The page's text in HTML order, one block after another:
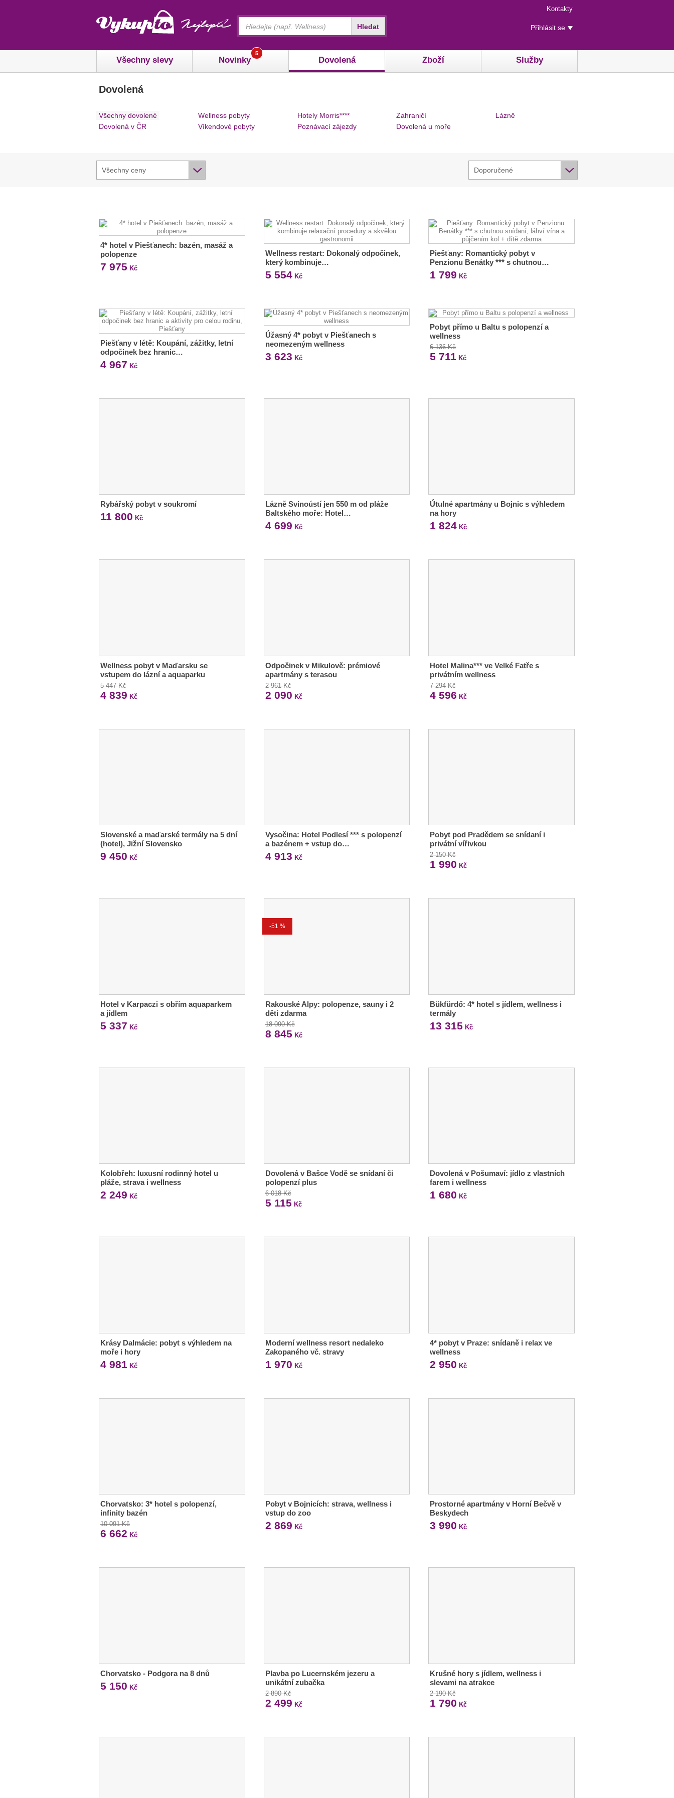
Menu
rychlého
přístupu
Kontakty
Uživatelské
menu
Přihlásit se
Všechny slevy Novinky
5
Dovolená Zboží Služby
Hledat
Dovolená
Všechny dovolené
Dovolená v ČR
Wellness pobyty
Víkendové pobyty
Hotely Morris****
Poznávací zájezdy
Zahraničí
Dovolená u moře
Lázně
Všechny ceny Doporučené
4* hotel v Piešťanech: bazén, masáž a
polopenze
7 975 Kč
Wellness restart: Dokonalý odpočinek,
který kombinuje…
5 554Kč
Piešťany: Romantický pobyt v
Penzionu Benátky *** s chutnou…
1 799 Kč
Piešťany v létě: Koupání, zážitky, letní
odpočinek bez hranic…
4 967 Kč
Úžasný 4* pobyt v Piešťanech s
neomezeným wellness
3 623 Kč
Pobyt přímo u Baltu s polopenzí a
wellness
6 136 Kč
5 711 Kč
Rybářský pobyt v soukromí
11 800 Kč
Lázně Svinoústí jen 550 m od pláže
Baltského moře: Hotel…
4 699 Kč
Útulné apartmány u Bojnic s výhledem
na hory
1 824 Kč
Wellness pobyt v Maďarsku se
vstupem do lázní a aquaparku
5 447 Kč
4 839 Kč
Odpočinek v Mikulově: prémiové
apartmány s terasou
2 961 Kč
2 090 Kč
Hotel Malina*** ve Velké Fatře s
privátním wellness
7 294 Kč
4 596 Kč
Slovenské a maďarské termály na 5 dní
(hotel), Jižní Slovensko
9 450 Kč
Vysočina: Hotel Podlesí *** s polopenzí
a bazénem + vstup do…
4 913 Kč
Pobyt pod Pradědem se snídaní i
privátní vířivkou
2 150 Kč
1 990 Kč
Hotel v Karpaczi s obřím aquaparkem
a jídlem
5 337 Kč
-51 %
Rakouské Alpy: polopenze, sauny i 2
děti zdarma
18 090 Kč
8 845 Kč
Bükfürdő: 4* hotel s jídlem, wellness i
termály
13 315 Kč
Kolobřeh: luxusní rodinný hotel u
pláže, strava i wellness
2 249 Kč
Dovolená v Bašce Vodě se snídaní či
polopenzí plus
6 018 Kč
5 115 Kč
Dovolená v Pošumaví: jídlo z vlastních
farem i wellness
1 680 Kč
Krásy Dalmácie: pobyt s výhledem na
moře i hory
4 981 Kč
Moderní wellness resort nedaleko
Zakopaného vč. stravy
1 970 Kč
4* pobyt v Praze: snídaně i relax ve
wellness
2 950 Kč
Chorvatsko: 3* hotel s polopenzí,
infinity bazén
10 091 Kč
6 662 Kč
Pobyt v Bojnicích: strava, wellness i
vstup do zoo
2 869 Kč
Prostorné apartmány v Horní Bečvě v
Beskydech
3 990 Kč
Chorvatsko - Podgora na 8 dnů
5 150 Kč
Plavba po Lucernském jezeru a
unikátní zubačka
2 890 Kč
2 499 Kč
Krušné hory s jídlem, wellness i
slevami na atrakce
2 190 Kč
1 790 Kč